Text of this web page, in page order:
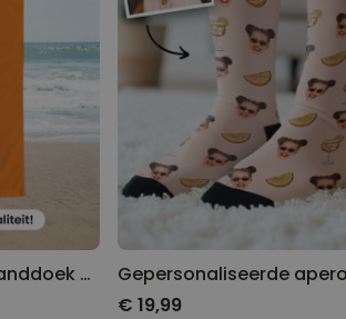
Gepersonaliseerde handdoek met drankjes en tekst
€ 19,99